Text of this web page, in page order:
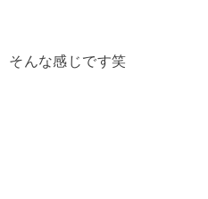
そんな感じです笑